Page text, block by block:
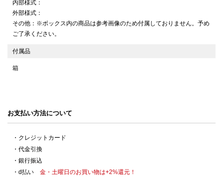
内部様式：
外部様式：
その他：※ボックス内の商品は参考画像のため付属しておりません。予め
ご了承ください。
付属品
箱
お支払い方法について
・クレジットカード
・代金引換
・銀行振込
・d払い 金・土曜日のお買い物は+2%還元！